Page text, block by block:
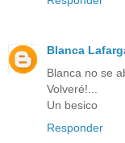
Blanca
Blanca no se
Volveré!...
Un besico
Responder